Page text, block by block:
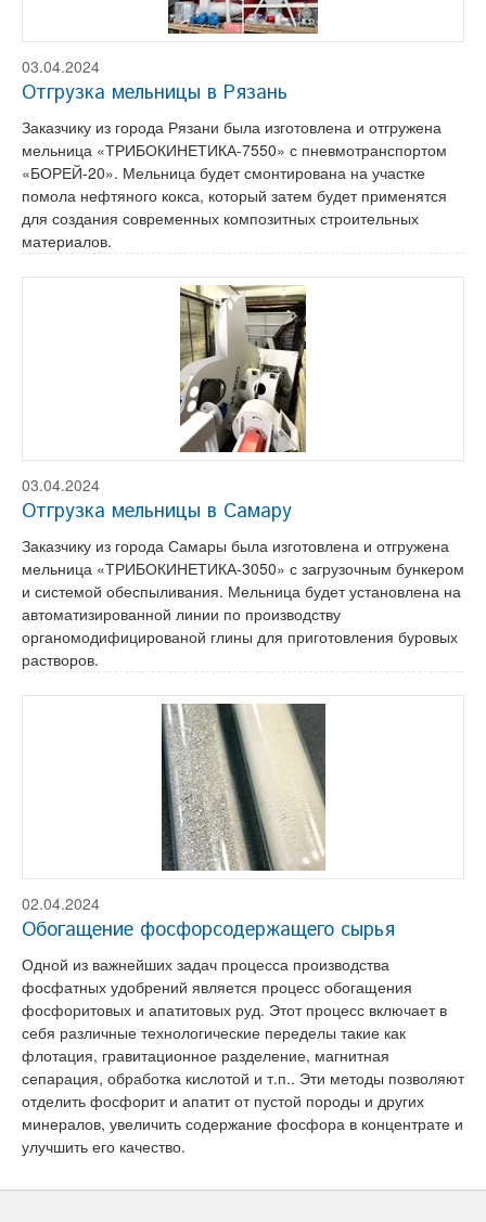
03.04.2024
Отгрузка мельницы в Рязань
Заказчику из города Рязани была изготовлена и отгружена
мельница «ТРИБОКИНЕТИКА-7550» с пневмотранспортом
«БОРЕЙ-20». Мельница будет смонтирована на участке
помола нефтяного кокса, который затем будет применятся
для создания современных композитных строительных
материалов.
03.04.2024
Отгрузка мельницы в Самару
Заказчику из города Самары была изготовлена и отгружена
мельница «ТРИБОКИНЕТИКА-3050» с загрузочным бункером
и системой обеспыливания. Мельница будет установлена на
автоматизированной линии по производству
органомодифицированой глины для приготовления буровых
растворов.
02.04.2024
Обогащение фосфорсодержащего сырья
Одной из важнейших задач процесса производства
фосфатных удобрений является процесс обогащения
фосфоритовых и апатитовых руд. Этот процесс включает в
себя различные технологические переделы такие как
флотация, гравитационное разделение, магнитная
сепарация, обработка кислотой и т.п.. Эти методы позволяют
отделить фосфорит и апатит от пустой породы и других
минералов, увеличить содержание фосфора в концентрате и
улучшить его качество.